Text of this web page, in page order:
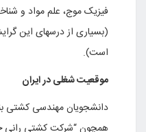
فیزیک موج، علم مواد و
(بسیاری از درسهای این
است).
موقعیت شغلی در ایران
دانشجویان مهندسی کشتی
همچون “شرکت کشتی رانی